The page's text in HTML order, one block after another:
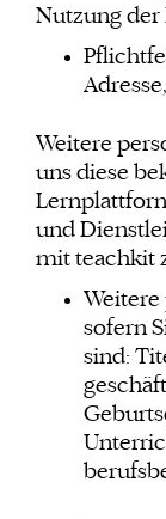
Nutzung der
Weitere
uns diese
und
mit teachkit
Weitere
sofern
sind: